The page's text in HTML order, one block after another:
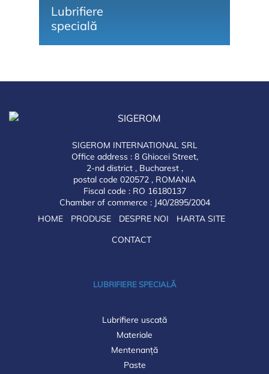
Lubrifiere
specială
SIGEROM INTERNATIONAL SRL
Office address : 8 Ghiocei Street,
2-nd district , Bucharest ,
postal code 020572 , ROMANIA
Fiscal code : RO 16180137
Chamber of commerce : J40/2895/2004
HOME
PRODUSE DESPRE NOI
HARTA SITE
CONTACT
LUBRIFIERE SPECIALĂ
Lubrifiere uscată
Materiale
Mentenanță
Paste